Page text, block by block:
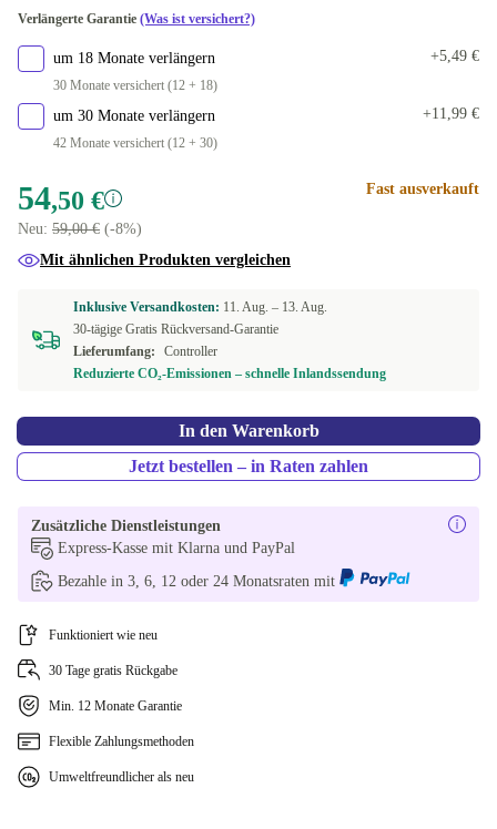
weiß +7,37 €
In anderen Kombinationen verfügbar
blau
dunkelblau +54,50 €
Verlängerte Garantie (Was ist versichert?)
um 18 Monate verlängern
30 Monate versichert (12 + 18)
+5,49 €
um 30 Monate verlängern
42 Monate versichert (12 + 30)
+11,99 €
54,50 €
Neu: 59,00 € (-8%)
Fast ausverkauft
Mit ähnlichen Produkten vergleichen
Inklusive Versandkosten: 11. Aug. – 13. Aug.
30-tägige Gratis Rückversand-Garantie
Lieferumfang:
Controller
Reduzierte CO₂-Emissionen – schnelle Inlandssendung
In den Warenkorb
Jetzt bestellen – in Raten zahlen
Zusätzliche Dienstleistungen
Express-Kasse mit Klarna und PayPal
Bezahle in 3, 6, 12 oder 24 Monatsraten mit
Funktioniert wie neu
30 Tage gratis Rückgabe
Min. 12 Monate Garantie
Flexible Zahlungsmethoden
Umweltfreundlicher als neu